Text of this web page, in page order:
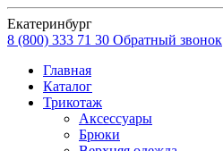
Екатеринбург
8 (800) 333 71 30 Обратный звонок
Главная
Каталог
Трикотаж
Аксессуары
Брюки